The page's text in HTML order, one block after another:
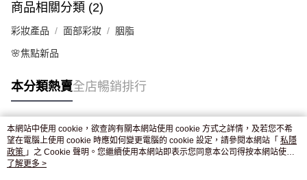
商品相關分類 (2)
彩妝產品 面部彩妝 胭脂
🌸焦點新品
本分類熱賣全店暢銷排行
熱門標籤
熱銷排行
本網站中使用 cookie，欲查詢有關本網站使用 cookie 方式之詳情，及若您不希
望在電腦上使用 cookie 時應如何變更電腦的 cookie 設定，請參閱本網站「 私隱
政策 」之 Cookie 聲明。您繼續使用本網站即表示您同意本公司得按本網站使用
條款之 Cookie 聲明使用 cookie。
了解更多 >